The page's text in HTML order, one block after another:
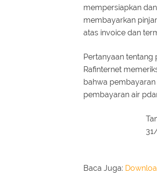
mempersiapkan
membayarkan
atas invoice dan
Pertanyaan tentang
Rafinternet
bahwa
pembayaran air
Baca Juga: